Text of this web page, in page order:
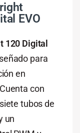
EVO
120 Digital
para
en
con
tubos de
un